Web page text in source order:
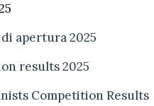
apertura 2025
results 2025
Competition Results